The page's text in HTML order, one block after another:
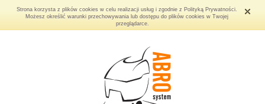
Strona korzysta z plików cookies w celu realizacji usług i zgodnie z Polityką Prywatności.
Możesz określić warunki przechowywania lub dostępu do plików cookies w Twojej
przeglądarce.